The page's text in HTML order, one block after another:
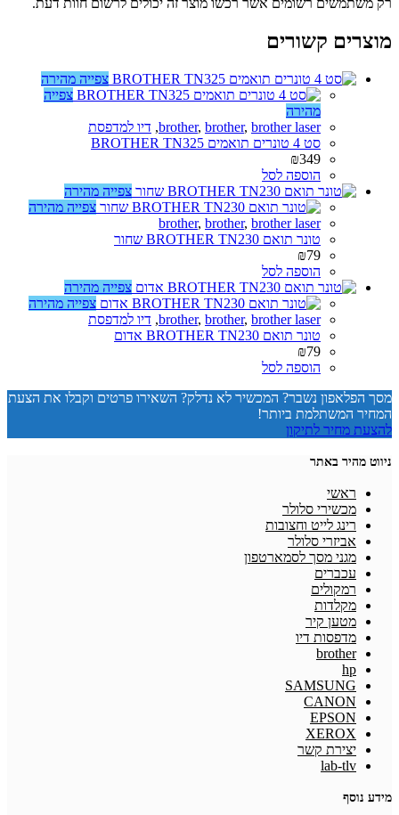
רק משתמשים רשומים אשר רכשו מוצר זה יכולים לרשום חוות דעת.
מוצרים קשורים
צפייה מהירה
צפייה
מהירה
brother, brother, brother laser
, דיו למדפסת
סט 4 טונרים תואמים BROTHER TN325
₪349
הוספה לסל
צפייה מהירה
צפייה מהירה
brother, brother, brother laser
טונר תואם BROTHER TN230 שחור
₪79
הוספה לסל
צפייה מהירה
צפייה מהירה
brother, brother, brother laser
, דיו למדפסת
טונר תואם BROTHER TN230 אדום
₪79
הוספה לסל
מסך הפלאפון נשבר? המכשיר לא נדלק? השאירו פרטים וקבלו את הצעת
המחיר המשתלמת ביותר!
להצעת מחיר לתיקון
ניווט מהיר באתר
ראשי
מכשירי סלולר
רינג לייט וחצובות
אביזרי סלולר
מגני מסך לסמארטפון
עכברים
רמקולים
מקלדות
מטען קיר
מדפסות דיו
brother
hp
SAMSUNG
CANON
EPSON
XEROX
יצירת קשר
lab-tlv
מידע נוסף